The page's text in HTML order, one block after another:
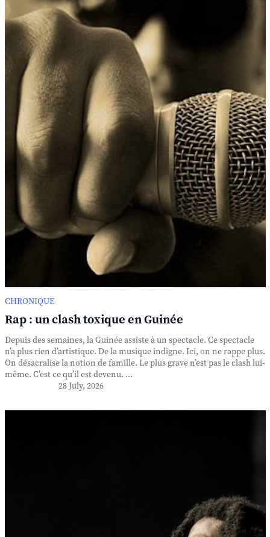
CHRONIQUE
Rap : un clash toxique en Guinée
Depuis des semaines, la Guinée assiste à un spectacle. Ce spectacle
n’a plus rien d’artistique. De la musique indigne. Ici, on ne rappe plus.
On désacralise la notion de famille. Le plus grave n’est pas le clash lui-
même. C’est ce qu’il est devenu. ...
28 July, 2026